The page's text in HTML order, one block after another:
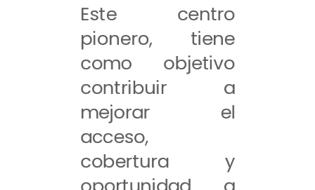
Este centro
pionero, tiene
como objetivo
contribuir a
mejorar el
acceso,
cobertura y